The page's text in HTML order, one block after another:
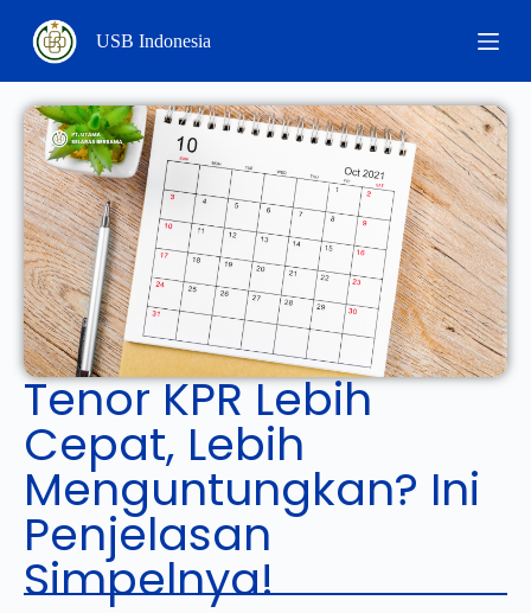
k
p
t
o
c
o
n
t
e
n
t
USB Indonesia
Tenor KPR Lebih
Cepat, Lebih
Menguntungkan? Ini
Penjelasan
Simpelnya!